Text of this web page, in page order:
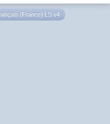
(France) LS v4